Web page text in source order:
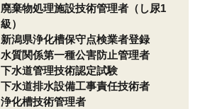
廃棄物処理施設技術管理者（し尿1
級）
新潟県浄化槽保守点検業者登録
水質関係第一種公害防止管理者
下水道管理技術認定試験
下水道排水設備工事責任技術者
浄化槽技術管理者